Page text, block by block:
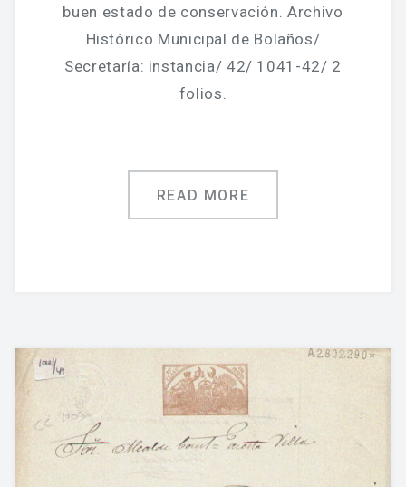
buen estado de conservación. Archivo
Histórico Municipal de Bolaños/
Secretaría: instancia/ 42/ 1041-42/ 2
folios.
READ MORE